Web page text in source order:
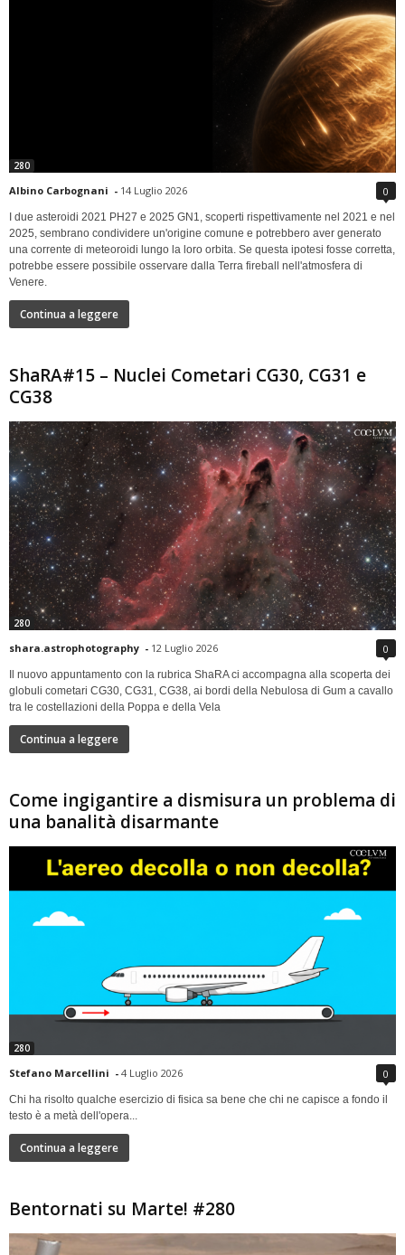
280
Albino Carbognani - 14 Luglio 2026 0
I due asteroidi 2021 PH27 e 2025 GN1, scoperti rispettivamente nel 2021 e nel
2025, sembrano condividere un'origine comune e potrebbero aver generato
una corrente di meteoroidi lungo la loro orbita. Se questa ipotesi fosse corretta,
potrebbe essere possibile osservare dalla Terra fireball nell'atmosfera di
Venere.
Continua a leggere
ShaRA#15 – Nuclei Cometari CG30, CG31 e
CG38
280
shara.astrophotography - 12 Luglio 2026 0
Il nuovo appuntamento con la rubrica ShaRA ci accompagna alla scoperta dei
globuli cometari CG30, CG31, CG38, ai bordi della Nebulosa di Gum a cavallo
tra le costellazioni della Poppa e della Vela
Continua a leggere
Come ingigantire a dismisura un problema di
una banalità disarmante
280
Stefano Marcellini - 4 Luglio 2026 0
Chi ha risolto qualche esercizio di fisica sa bene che chi ne capisce a fondo il
testo è a metà dell'opera...
Continua a leggere
Bentornati su Marte! #280